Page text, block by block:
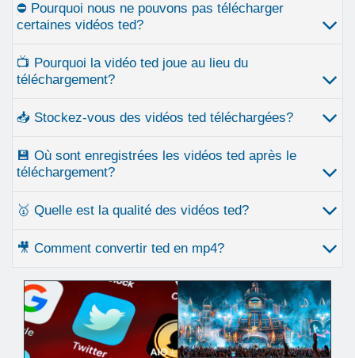
⛔ Pourquoi nous ne pouvons pas télécharger
certaines vidéos ted?
📺 Pourquoi la vidéo ted joue au lieu du
téléchargement?
📥 Stockez-vous des vidéos ted téléchargées?
💾 Où sont enregistrées les vidéos ted après le
téléchargement?
🥇 Quelle est la qualité des vidéos ted?
🎥 Comment convertir ted en mp4?